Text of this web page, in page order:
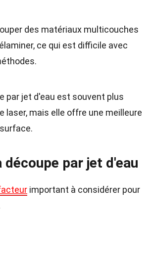
des matériaux multicouches
ce qui est difficile avec
par jet d'eau est souvent plus
laser, mais elle offre une meilleure
découpe par jet d'eau
important à considérer pour